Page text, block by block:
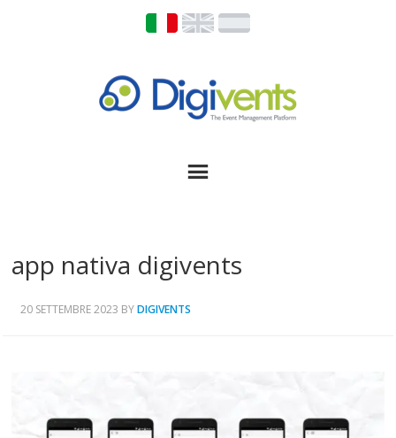
app nativa digivents
20 SETTEMBRE 2023 BYDIGIVENTS